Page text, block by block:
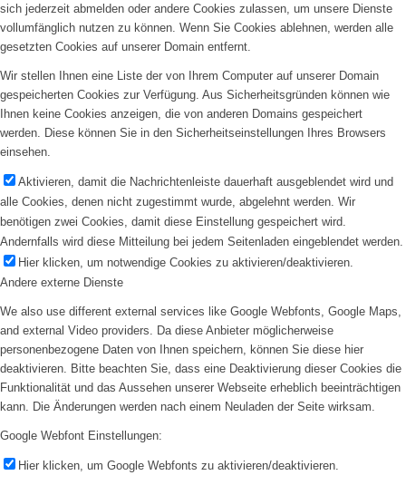
sich jederzeit abmelden oder andere Cookies zulassen, um unsere Dienste
vollumfänglich nutzen zu können. Wenn Sie Cookies ablehnen, werden alle
gesetzten Cookies auf unserer Domain entfernt.
Wir stellen Ihnen eine Liste der von Ihrem Computer auf unserer Domain
gespeicherten Cookies zur Verfügung. Aus Sicherheitsgründen können wie
Ihnen keine Cookies anzeigen, die von anderen Domains gespeichert
werden. Diese können Sie in den Sicherheitseinstellungen Ihres Browsers
einsehen.
Aktivieren, damit die Nachrichtenleiste dauerhaft ausgeblendet wird und
alle Cookies, denen nicht zugestimmt wurde, abgelehnt werden. Wir
benötigen zwei Cookies, damit diese Einstellung gespeichert wird.
Andernfalls wird diese Mitteilung bei jedem Seitenladen eingeblendet werden.
Hier klicken, um notwendige Cookies zu aktivieren/deaktivieren.
Andere externe Dienste
We also use different external services like Google Webfonts, Google Maps,
and external Video providers. Da diese Anbieter möglicherweise
personenbezogene Daten von Ihnen speichern, können Sie diese hier
deaktivieren. Bitte beachten Sie, dass eine Deaktivierung dieser Cookies die
Funktionalität und das Aussehen unserer Webseite erheblich beeinträchtigen
kann. Die Änderungen werden nach einem Neuladen der Seite wirksam.
Google Webfont Einstellungen:
Hier klicken, um Google Webfonts zu aktivieren/deaktivieren.